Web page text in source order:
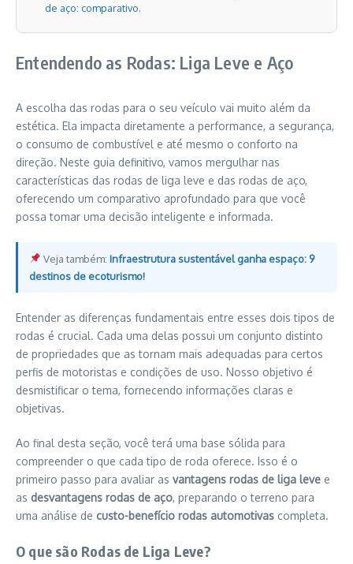
de aço: comparativo.
Entendendo as Rodas: Liga Leve e Aço
A escolha das rodas para o seu veículo vai muito além da
estética. Ela impacta diretamente a performance, a segurança,
o consumo de combustível e até mesmo o conforto na
direção. Neste guia definitivo, vamos mergulhar nas
características das rodas de liga leve e das rodas de aço,
oferecendo um comparativo aprofundado para que você
possa tomar uma decisão inteligente e informada.
Veja também:Infraestrutura sustentável ganha espaço: 9
destinos de ecoturismo!
Entender as diferenças fundamentais entre esses dois tipos de
rodas é crucial. Cada uma delas possui um conjunto distinto
de propriedades que as tornam mais adequadas para certos
perfis de motoristas e condições de uso. Nosso objetivo é
desmistificar o tema, fornecendo informações claras e
objetivas.
Ao final desta seção, você terá uma base sólida para
compreender o que cada tipo de roda oferece. Isso é o
primeiro passo para avaliar as vantagens rodas de liga leve e
as desvantagens rodas de aço, preparando o terreno para
uma análise de custo-benefício rodas automotivas completa.
O que são Rodas de Liga Leve?